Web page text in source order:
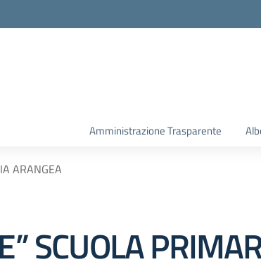
Amministrazione Trasparente
ARANGEA
SCUOLA